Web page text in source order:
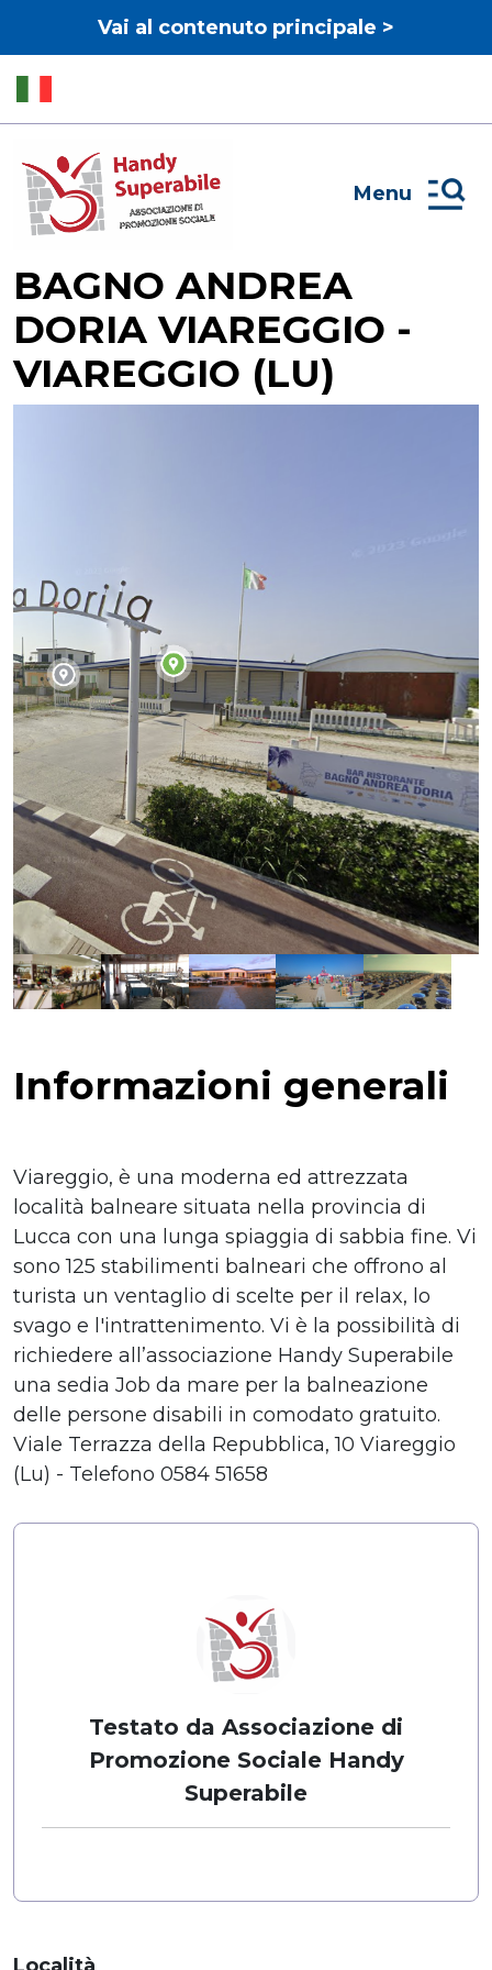
Vai al contenuto principale >
Menu
BAGNO ANDREA
DORIA VIAREGGIO -
VIAREGGIO (LU)
Informazioni generali
Viareggio, è una moderna ed attrezzata
località balneare situata nella provincia di
Lucca con una lunga spiaggia di sabbia fine. Vi
sono 125 stabilimenti balneari che offrono al
turista un ventaglio di scelte per il relax, lo
svago e l'intrattenimento. Vi è la possibilità di
richiedere all’associazione Handy Superabile
una sedia Job da mare per la balneazione
delle persone disabili in comodato gratuito.
Viale Terrazza della Repubblica, 10 Viareggio
(Lu) - Telefono 0584 51658
Testato da Associazione di
Promozione Sociale Handy
Superabile